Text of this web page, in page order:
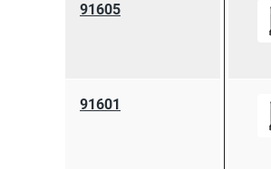
91605
91601